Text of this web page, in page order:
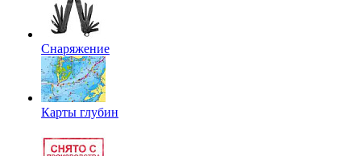
Снаряжение
Карты глубин